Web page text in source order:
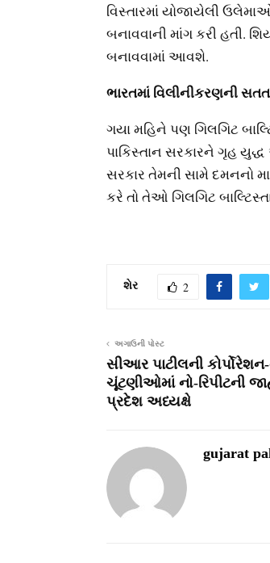
વિસ્તારમાં યોજાયેલી
બનાવવાની માંગ કરી હતી.
બનાવવામાં આવશે.
ભારતમાં વિલીનીકરણની
ગયા મહિને પણ ગિલગિટ
પાકિસ્તાન સરકારને ગૃહ
સરકાર તેમની સામે દમનનો
કરે તો તેઓ ગિલગિટ
શેર 2
અગાઉની પોસ્ટ
સીઆર પાટીલની
ચૂંટણીઓમાં નો-રિપીટની
પ્રદેશ અધ્યક્ષે
gujarat